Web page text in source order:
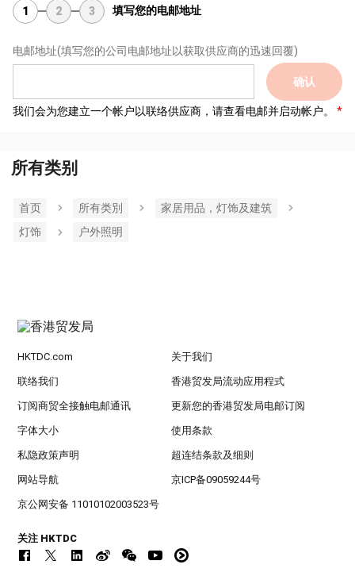
1 2 3 填写您的电邮地址
电邮地址(填写您的公司电邮地址以获取供应商的迅速回覆)
确认
我们会为您建立一个帐户以联络供应商，请查看电邮并启动帐户。
所有类别
首页 所有类別
家居用品，灯饰及建筑
灯饰
户外照明
HKTDC.com 关于我们
联络我们 香港贸发局流动应用程式
订阅商贸全接触电邮通讯 更新您的香港贸发局电邮订阅
字体大小 使用条款
私隐政策声明 超连结条款及细则
网站导航 京ICP备09059244号
京公网安备 11010102003523号
关注 HKTDC